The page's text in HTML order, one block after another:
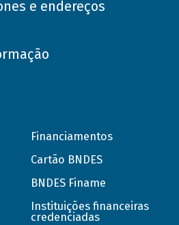
e endereços
Financiamentos
Cartão BNDES
BNDES Finame
Instituições financeiras
credenciadas